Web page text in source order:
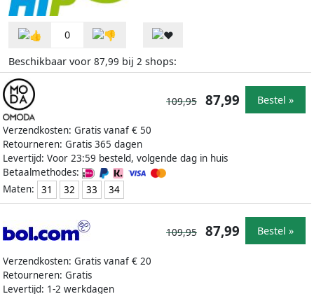
0
Beschikbaar voor 87,99 bij 2 shops:
Verzendkosten: Gratis vanaf € 50
Retourneren: Gratis 365 dagen
Levertijd: Voor 23:59 besteld, volgende dag in huis
Betaalmethodes:
Maten:
31 32 33 34
109,95 87,99 Bestel »
Verzendkosten: Gratis vanaf € 20
Retourneren: Gratis
Levertijd: 1-2 werkdagen
109,95 87,99 Bestel »